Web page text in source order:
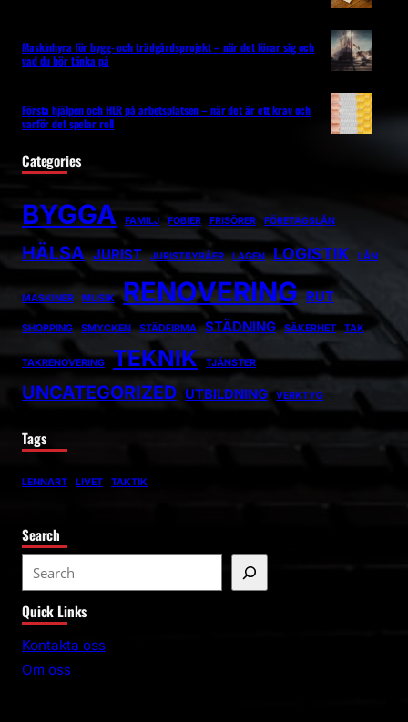
Maskinhyra för bygg- och trädgårdsprojekt – när det lönar sig och
vad du bör tänka på
Första hjälpen och HLR på arbetsplatsen – när det är ett krav och
varför det spelar roll
Categories
BYGGA FAMILJ FOBIER FRISÖRER FÖRETAGSLÅN
HÄLSA JURIST JURISTBYRÅER LAGEN LOGISTIK LÅN
MASKINER MUSIK RENOVERING RUT
SHOPPING SMYCKEN STÄDFIRMA STÄDNING SÄKERHET TAK
TAKRENOVERING TEKNIK TJÄNSTER
UNCATEGORIZED UTBILDNING VERKTYG
Tags
LENNART LIVET TAKTIK
Search
e
a
r
c
Quick Links
Kontakta oss
Om oss